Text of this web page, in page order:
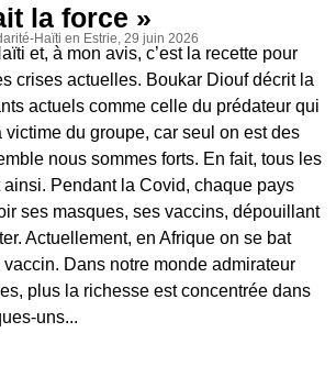
la force »
Haïti en Estrie , 29 juin 2026
et, à mon avis, c’est la recette pour
crises actuelles. Boukar Diouf décrit la
actuels comme celle du prédateur qui
du groupe, car seul on est des
nous sommes forts. En fait, tous les
Pendant la Covid, chaque pays
ses masques, ses vaccins, dépouillant
Actuellement, en Afrique on se bat
Dans notre monde admirateur
plus la richesse est concentrée dans
uns...